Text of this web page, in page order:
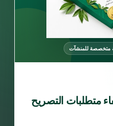
متخصصة للمنشآت
متطلبات التصريح